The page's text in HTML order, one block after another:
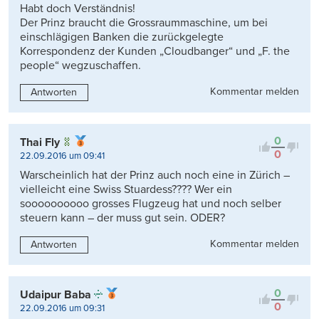
Habt doch Verständnis!
Der Prinz braucht die Grossraummaschine, um bei
einschlägigen Banken die zurückgelegte
Korrespondenz der Kunden „Cloudbanger“ und „F. the
people“ wegzuschaffen.
Antworten Kommentar melden
0
0
Thai Fly
22.09.2016 um 09:41
Warscheinlich hat der Prinz auch noch eine in Zürich –
vielleicht eine Swiss Stuardess???? Wer ein
soooooooooo grosses Flugzeug hat und noch selber
steuern kann – der muss gut sein. ODER?
Antworten Kommentar melden
0
0
Udaipur Baba
22.09.2016 um 09:31